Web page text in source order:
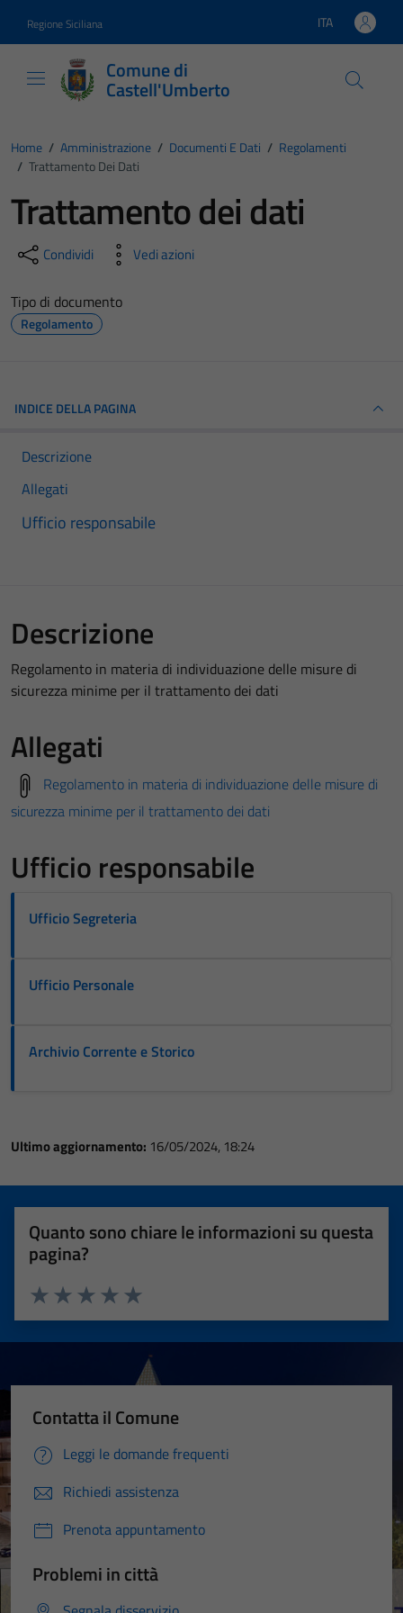
Regione Siciliana Lingua attiva:
ITA
Comune di
Castell'Umberto
Home / Amministrazione / Documenti E Dati / Regolamenti
/ Trattamento Dei Dati
Trattamento dei dati
Condividi Vedi azioni
Tipo di documento
Regolamento
INDICE DELLA PAGINA
Descrizione
Allegati
Ufficio responsabile
Descrizione
Regolamento in materia di individuazione delle misure di
sicurezza minime per il trattamento dei dati
Allegati
Regolamento in materia di individuazione delle misure di
sicurezza minime per il trattamento dei dati
Ufficio responsabile
Ufficio Segreteria
Ufficio Personale
Archivio Corrente e Storico
Ultimo aggiornamento: 16/05/2024, 18:24
Quanto sono chiare le informazioni su questa
pagina?
Valuta 5 stelle su 5
Valuta 4 stelle su 5
Valuta 3 stelle su 5
Valuta 2 stelle su 5
Valuta 1 stelle su 5
Contatta il Comune
Leggi le domande frequenti
Richiedi assistenza
Prenota appuntamento
Problemi in città